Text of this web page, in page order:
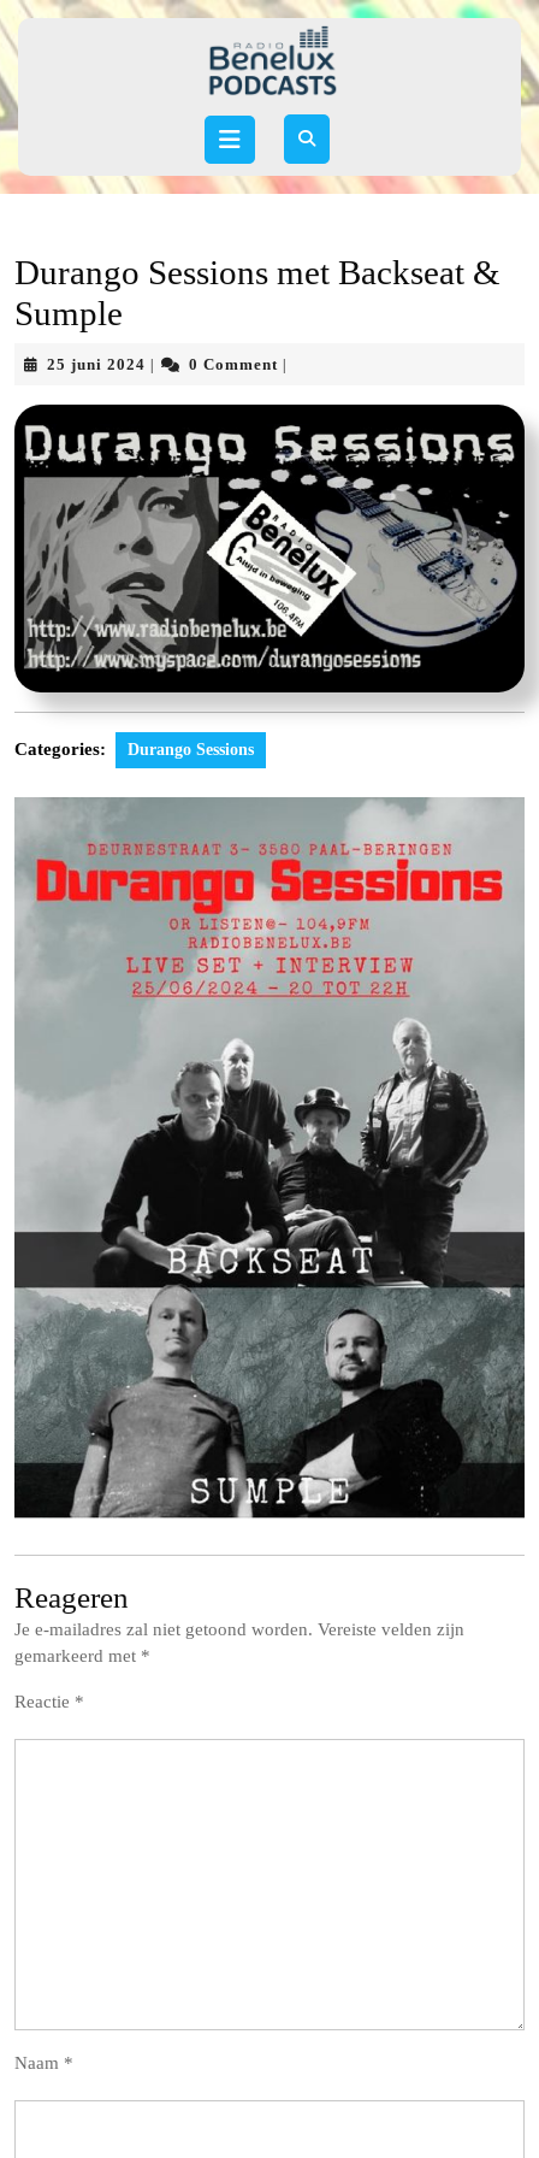
Skip
to
Open
Durango Sessions met Backseat &
Sumple
25 juni 2024 25
2024
0 Comment
Categories: Durango Sessions
Reageren
Je e-mailadres zal niet getoond worden. Vereiste velden zijn
gemarkeerd met *
Reactie *
Naam *